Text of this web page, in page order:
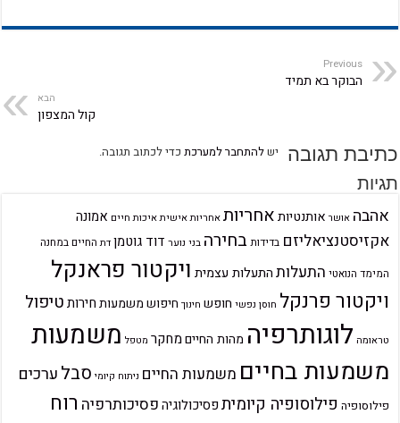
Previous
הבוקר בא תמיד
הבא
קול המצפון
כתיבת תגובה ישלהתחבר למערכת כדי לכתוב תגובה.
תגיות
אהבה אושר אותנטיותאחריותאחריות אישיתאיכות חיים אמונה
אקזיסטנציאליזם בדידותבחירה בני נוער דוד גוטמן דת החיים במחנה
המימד הנואטי התעלותהתעלות עצמית ויקטור פראנקל
ויקטור פרנקל חוסן נפשי חופש חינוך חיפוש משמעותחירותטיפול
טראומה לוגותרפיה מהות החייםמחקר מטפל משמעות
משמעות בחיים משמעות החיים ניתוח קיומי סבלערכים
פילוסופיה פילוסופיה קיומיתפסיכולוגיהפסיכותרפיה רוח